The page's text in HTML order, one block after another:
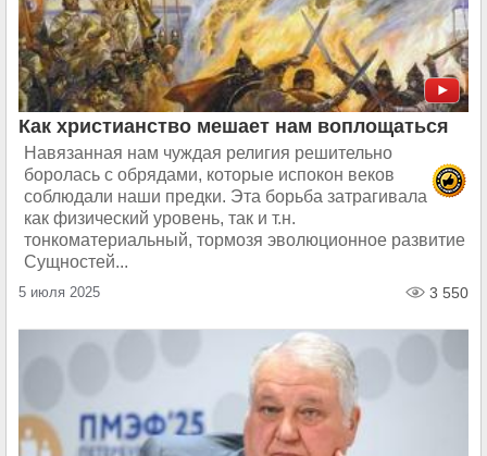
Как христианство мешает нам воплощаться
Навязанная нам чуждая религия решительно
боролась с обрядами, которые испокон веков
соблюдали наши предки. Эта борьба затрагивала
как физический уровень, так и т.н.
тонкоматериальный, тормозя эволюционное развитие
Сущностей...
5 июля 2025 3 550